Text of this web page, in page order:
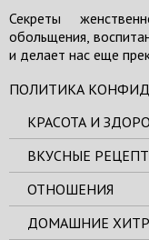
Секреты
обольщения,
и делает нас еще
ПОЛИТИКА
КРАСОТА И
ВКУСНЫЕ
ОТНОШЕНИЯ
ДОМАШНИЕ